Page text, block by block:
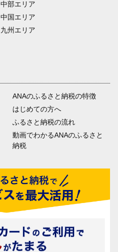
中部エリア
中国エリア
九州エリア
ANAのふるさと納税の特徴
はじめての方へ
ふるさと納税の流れ
動画でわかるANAのふるさと
納税